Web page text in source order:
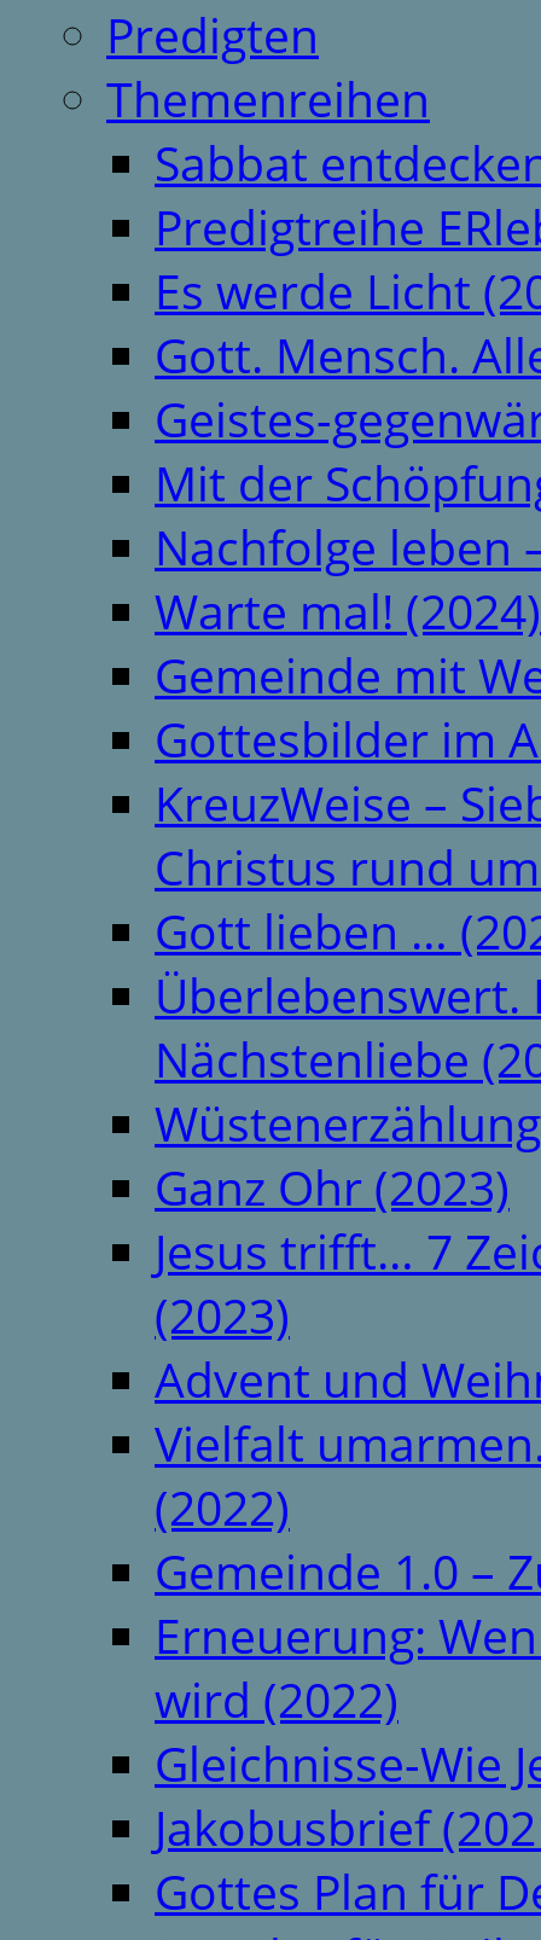
Predigten
Themenreihen
Sabbat
Predigtreihe
Es werde Licht
Gott. Mensch.
Geistes-
Mit der
Nachfolge leben
Warte mal! (2024)
Gemeinde mit
Gottesbilder im
KreuzWeise –
Christus rund
Gott lieben …
Überlebenswert.
Nächstenliebe
Ganz Ohr (2023)
Jesus trifft… 7
(2023)
Advent und
Vielfalt
(2022)
Gemeinde 1.0 –
Erneuerung:
wird (2022)
Gleichnisse-Wie
Jakobusbrief
Gottes Plan für